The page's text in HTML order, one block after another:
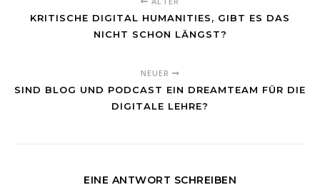
KRITISCHE DIGITAL HUMANITIES, GIBT ES DAS
NICHT SCHON LÄNGST?
NEUER
SIND BLOG UND PODCAST EIN DREAMTEAM FÜR DIE
DIGITALE LEHRE?
EINE ANTWORT SCHREIBEN